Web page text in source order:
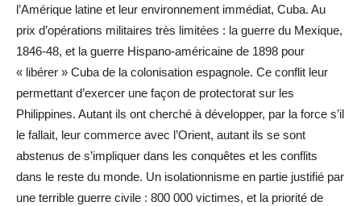
l’Amérique latine et leur environnement immédiat, Cuba. Au
prix d’opérations militaires très limitées : la guerre du Mexique,
1846-48, et la guerre Hispano-américaine de 1898 pour
« libérer » Cuba de la colonisation espagnole. Ce conflit leur
permettant d’exercer une façon de protectorat sur les
Philippines. Autant ils ont cherché à développer, par la force s’il
le fallait, leur commerce avec l’Orient, autant ils se sont
abstenus de s’impliquer dans les conquêtes et les conflits
dans le reste du monde. Un isolationnisme en partie justifié par
une terrible guerre civile : 800 000 victimes, et la priorité de